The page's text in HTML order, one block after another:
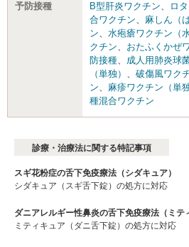
予防接種 B型肝炎ワクチン、 ロ
合ワクチン、 麻しん（
ン、 水疱瘡ワクチン（
クチン、 おたふくかぜ
防接種、 成人用肺炎球
（単独） 、 破傷風ワク
ン、 麻疹ワクチン（単独
種混合ワクチン
診療・治療法に関する特記事項
スギ花粉症の舌下免疫療法（シダキュア）
シダキュア（スギ舌下錠）の処方に対応
ダニアレルギー性鼻炎の舌下免疫療法（ミテ
ミティキュア（ダニ舌下錠）の処方に対応